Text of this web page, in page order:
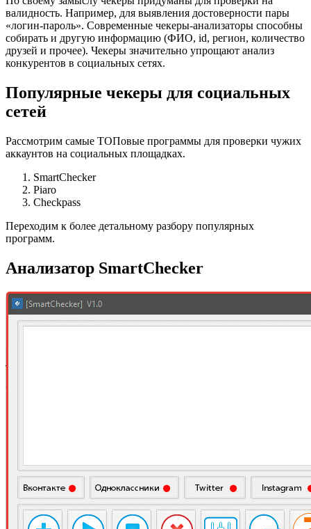
валидность. Например, для выявления достоверности пары
«логин-пароль». Современные чекеры-анализаторы способны
собирать и другую информацию (ФИO, id, регион, количество
друзей и прочее). Чекеры значительно упрощают анализ
конкурентов в социальных сетях.
Популярные чекеры для социальных
сетей
Рассмотрим самые ТОПовые программы для проверки чужих
аккаунтов на социальных площадках.
SmartChecker
Piaro
Checkpass
Переходим к более детальному разбору популярных
программ.
Анализатор SmartChecker